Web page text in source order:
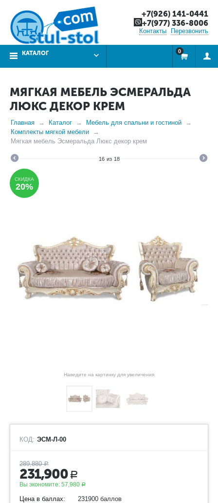
+7(926) 141-0441
+7(977) 336-8006
Контакты Перезвонить
КАТАЛОГ 0
МЯГКАЯ МЕБЕЛЬ ЭСМЕРАЛЬДА
ЛЮКС ДЕКОР КРЕМ
Главная Каталог
Мебель для спальни и гостиной
Комплекты мягкой мебели
Мягкая мебель Эсмеральда Люкс декор крем
16 из 18
СКИДКА
20%
Наведите на картинку для увеличения
КОД: ЭСМ-Л-00
289,880 Р
231,900 Р
Вы экономите: 57,980 Р
Цена в баллах:
231900 баллов